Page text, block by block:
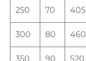
250 70 405
300 80 460
350 90 520